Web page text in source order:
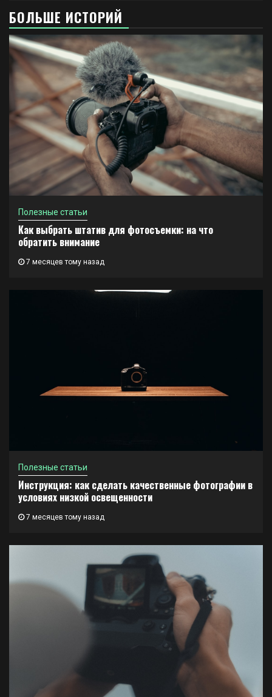
БОЛЬШЕ ИСТОРИЙ
Полезные статьи
Как выбрать штатив для фотосъемки: на что
обратить внимание
7 месяцев тому назад
Полезные статьи
Инструкция: как сделать качественные фотографии в
условиях низкой освещенности
7 месяцев тому назад